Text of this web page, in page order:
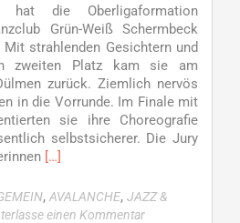
"Calidez"
in
der
Kinderliga
und
Platz
vier
für
der
Regionalliga
die Oberligaformation
Grün-Weiß Schermbeck
strahlenden Gesichtern und
zweiten Platz kam sie am
zurück. Ziemlich nervös
in die Vorrunde. Im Finale mit
sie ihre Choreografie
selbstsicherer. Die Jury
Read
about
Avalanche
[…]
, AVALANCHE, JAZZ &
einen Kommentar